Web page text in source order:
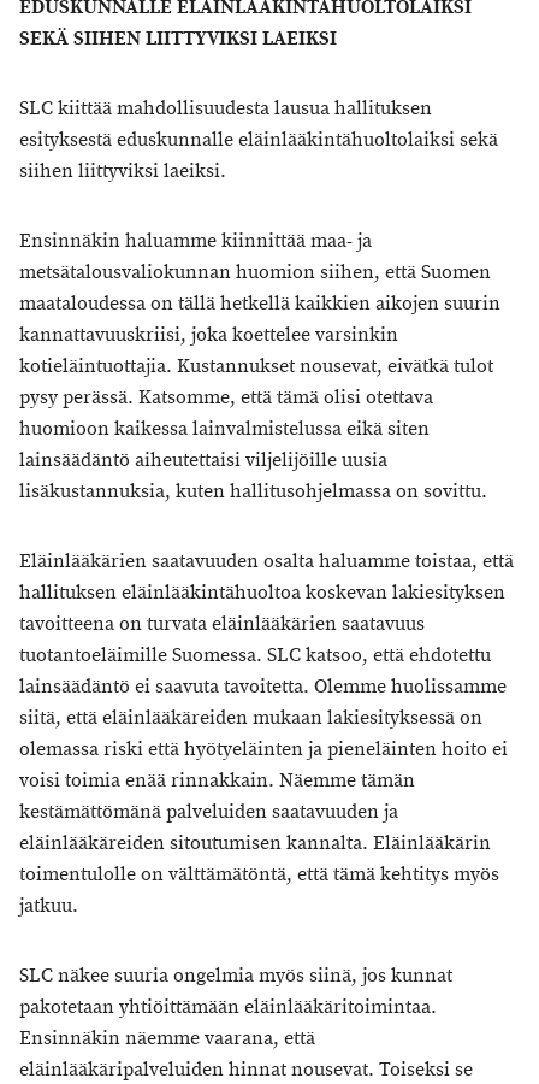
EDUSKUNNALLE ELÄINLÄÄKINTÄHUOLTOLAIKSI
SEKÄ SIIHEN LIITTYVIKSI LAEIKSI
SLC kiittää mahdollisuudesta lausua hallituksen
esityksestä eduskunnalle eläinlääkintähuoltolaiksi sekä
siihen liittyviksi laeiksi.
Ensinnäkin haluamme kiinnittää maa- ja
metsätalousvaliokunnan huomion siihen, että Suomen
maataloudessa on tällä hetkellä kaikkien aikojen suurin
kannattavuuskriisi, joka koettelee varsinkin
kotieläintuottajia. Kustannukset nousevat, eivätkä tulot
pysy perässä. Katsomme, että tämä olisi otettava
huomioon kaikessa lainvalmistelussa eikä siten
lainsäädäntö aiheutettaisi viljelijöille uusia
lisäkustannuksia, kuten hallitusohjelmassa on sovittu.
Eläinlääkärien saatavuuden osalta haluamme toistaa, että
hallituksen eläinlääkintähuoltoa koskevan lakiesityksen
tavoitteena on turvata eläinlääkärien saatavuus
tuotantoeläimille Suomessa. SLC katsoo, että ehdotettu
lainsäädäntö ei saavuta tavoitetta. Olemme huolissamme
siitä, että eläinlääkäreiden mukaan lakiesityksessä on
olemassa riski että hyötyeläinten ja pieneläinten hoito ei
voisi toimia enää rinnakkain. Näemme tämän
kestämättömänä palveluiden saatavuuden ja
eläinlääkäreiden sitoutumisen kannalta. Eläinlääkärin
toimentulolle on välttämätöntä, että tämä kehtitys myös
jatkuu.
SLC näkee suuria ongelmia myös siinä, jos kunnat
pakotetaan yhtiöittämään eläinlääkäritoimintaa.
Ensinnäkin näemme vaarana, että
eläinlääkäripalveluiden hinnat nousevat. Toiseksi se